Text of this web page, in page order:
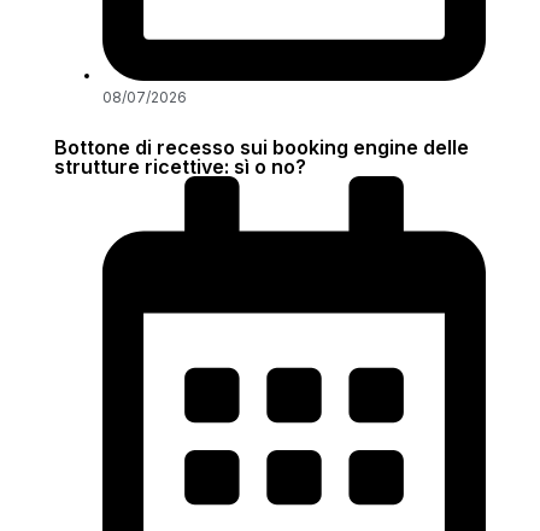
08/07/2026
Bottone di recesso sui booking engine delle
strutture ricettive: sì o no?